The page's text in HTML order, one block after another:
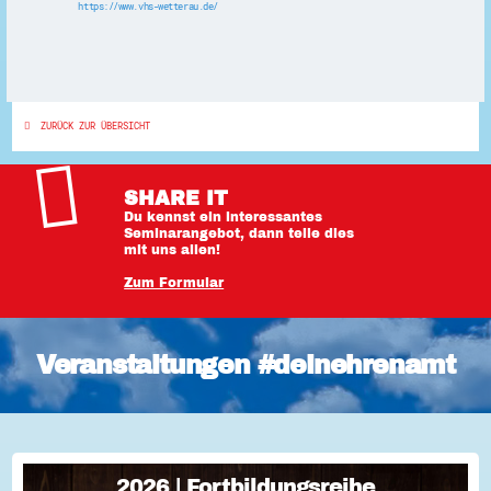
https://www.vhs-wetterau.de/
ZURÜCK ZUR ÜBERSICHT
SHARE IT
Du kennst ein interessantes
Seminarangebot, dann teile dies
mit uns allen!
Zum Formular
Veranstaltungen #deinehrenamt